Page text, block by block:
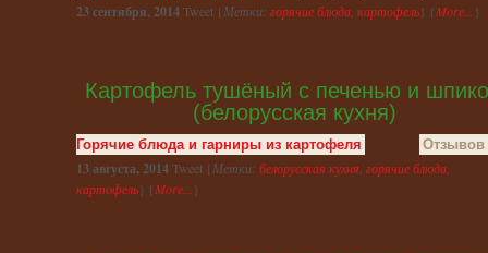
23 сентября, 2014Tweet {Метки: горячие блюда картофель} {More... }
Картофель тушёный с печенью и
(белорусская кухня)
Горячие блюда и гарниры из картофеля Отзывов
13 августа, 2014Tweet {Метки: белорусская кухня горячие блюда
картофель} {More... }